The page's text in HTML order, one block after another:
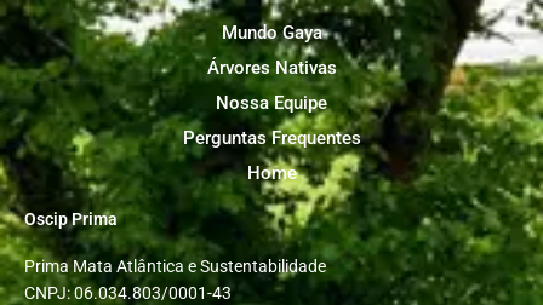
Mundo Gaya
Árvores Nativas
Nossa Equipe
Perguntas Frequentes
Home
Oscip Prima
Prima Mata Atlântica e Sustentabilidade
CNPJ: 06.034.803/0001-43